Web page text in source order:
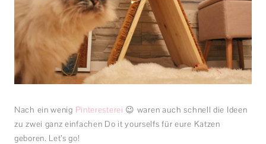
Nach ein wenig Pinteresterei 😉 waren auch schnell die Ideen
zu zwei ganz einfachen Do it yourselfs für eure Katzen
geboren. Let’s go!